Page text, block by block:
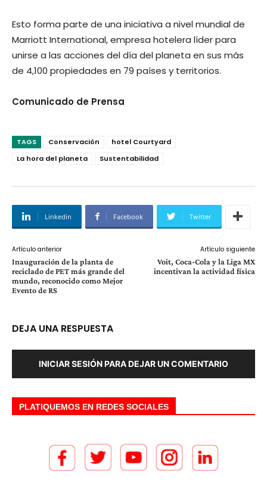
Esto forma parte de una iniciativa a nivel mundial de
Marriott International, empresa hotelera líder para
unirse a las acciones del día del planeta en sus más
de 4,100 propiedades en 79 países y territorios.
Comunicado de Prensa
TAGS Conservación
hotel Courtyard
La hora del planeta
Sustentabilidad
Linkedin Facebook Twitter
Artículo anterior
Inauguración de la planta de
reciclado de PET más grande del
mundo, reconocido como Mejor
Evento de RS
Artículo siguiente
Voit, Coca-Cola y la Liga MX
incentivan la actividad física
DEJA UNA RESPUESTA
INICIAR SESIÓN PARA DEJAR UN COMENTARIO
PLATIQUEMOS EN REDES SOCIALES